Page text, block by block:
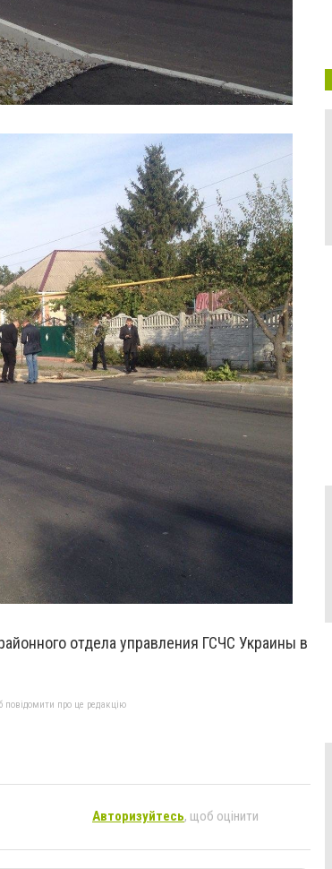
отдела управления ГСЧС Украины в
повідомити про це редакцію
Авторизуйтесь, щоб оцінити